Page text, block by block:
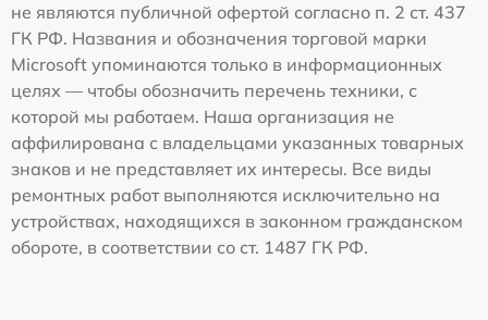
не являются публичной офертой согласно п. 2 ст. 437
ГК РФ. Названия и обозначения торговой марки
Microsoft упоминаются только в информационных
целях — чтобы обозначить перечень техники, с
которой мы работаем. Наша организация не
аффилирована с владельцами указанных товарных
знаков и не представляет их интересы. Все виды
ремонтных работ выполняются исключительно на
устройствах, находящихся в законном гражданском
обороте, в соответствии со ст. 1487 ГК РФ.